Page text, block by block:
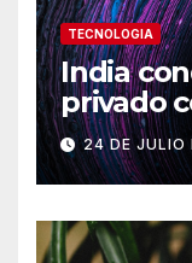
TECNOLOGIA
India
privado
Vikram-1
24 DE JULIO